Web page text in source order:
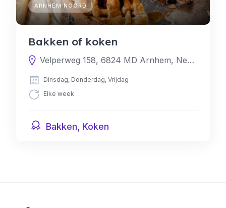
ARNHEM NOORD
Bakken of koken
Velperweg 158, 6824 MD Arnhem, Nederland
Dinsdag, Donderdag, Vrijdag
Elke week
Bakken, Koken